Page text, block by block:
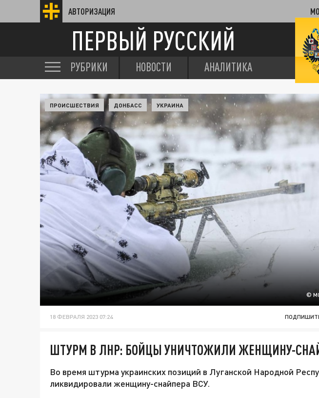
АВТОРИЗАЦИЯ
ПЕРВЫЙ РУССКИЙ
РУБРИКИ НОВОСТИ АНАЛИТИКА
©
ПРОИСШЕСТВИЯ ДОНБАСС УКРАИНА
18 ФЕВРАЛЯ 2023 07:24
ШТУРМ В ЛНР: БОЙЦЫ УНИЧТОЖИЛИ ЖЕНЩИНУ-
Во время штурма украинских позиций в Луганской Народной
ликвидировали женщину-снайпера ВСУ.